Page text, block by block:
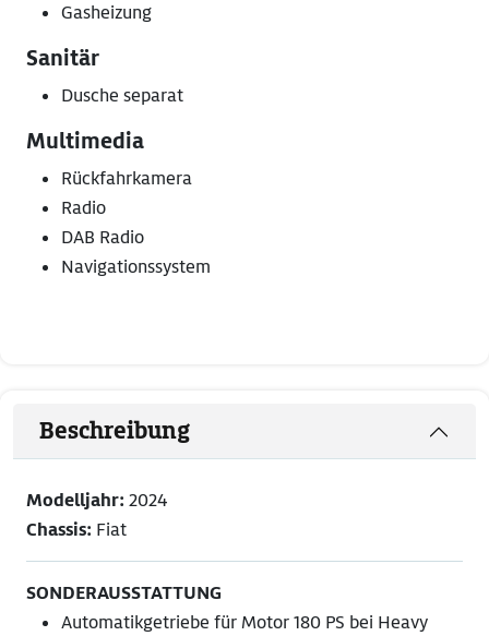
Gasheizung
Sanitär
Dusche separat
Multimedia
Rückfahrkamera
Radio
DAB Radio
Navigationssystem
Beschreibung
Modelljahr: 2024
Chassis: Fiat
SONDERAUSSTATTUNG
Automatikgetriebe für Motor 180 PS bei Heavy